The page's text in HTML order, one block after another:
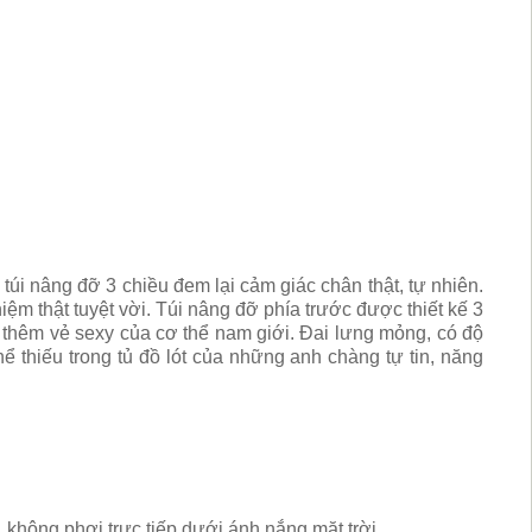
nâng đỡ 3 chiều đem lại cảm giác chân thật, tự nhiên.
thật tuyệt vời. Túi nâng đỡ phía trước được thiết kế 3
vẻ sexy của cơ thể nam giới. Đai lưng mỏng, có độ
thiếu trong tủ đồ lót của những anh chàng tự tin, năng